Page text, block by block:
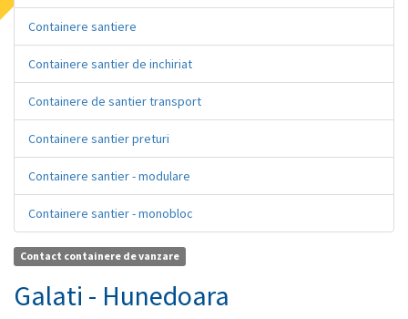
Containere santiere
Containere santier de inchiriat
Containere de santier transport
Containere santier preturi
Containere santier - modulare
Containere santier - monobloc
Contact containere de vanzare
Galati - Hunedoara